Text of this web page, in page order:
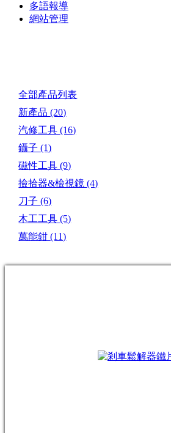
多語報導
網站管理
全部產品列表
新產品(20)
汽修工具(16)
鑷子(1)
磁性工具(9)
撿拾器&檢視鏡(4)
刀子(6)
木工工具(5)
萬能鉗(11)